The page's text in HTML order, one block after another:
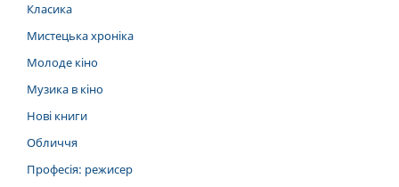
Класика
Мистецька хроніка
Молоде кіно
Музика в кіно
Нові книги
Обличчя
Професія: режисер